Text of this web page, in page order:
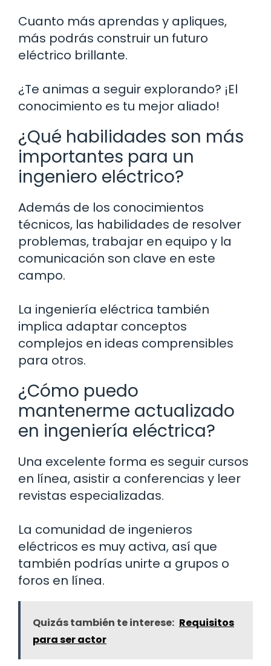
Cuanto más aprendas y apliques,
más podrás construir un futuro
eléctrico brillante.
¿Te animas a seguir explorando? ¡El
conocimiento es tu mejor aliado!
¿Qué habilidades son más
importantes para un
ingeniero eléctrico?
Además de los conocimientos
técnicos, las habilidades de resolver
problemas, trabajar en equipo y la
comunicación son clave en este
campo.
La ingeniería eléctrica también
implica adaptar conceptos
complejos en ideas comprensibles
para otros.
¿Cómo puedo
mantenerme actualizado
en ingeniería eléctrica?
Una excelente forma es seguir cursos
en línea, asistir a conferencias y leer
revistas especializadas.
La comunidad de ingenieros
eléctricos es muy activa, así que
también podrías unirte a grupos o
foros en línea.
Quizás también te interese: Requisitos
para ser actor